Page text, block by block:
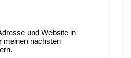
und Website in
meinen nächsten